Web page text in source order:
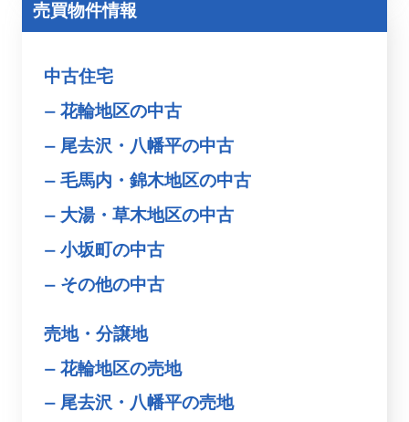
売買物件情報
中古住宅
花輪地区の中古
尾去沢・八幡平の中古
毛馬内・錦木地区の中古
大湯・草木地区の中古
小坂町の中古
その他の中古
売地・分譲地
花輪地区の売地
尾去沢・八幡平の売地